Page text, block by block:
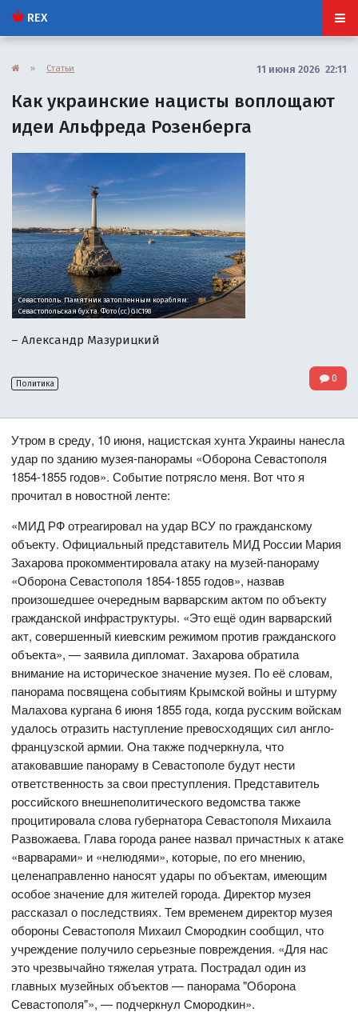
REX
» Статьи 11 июня 2026 22:11
Как украинские нацисты воплощают
идеи Альфреда Розенберга
Севастополь. Памятник затопленным кораблям:
Севастопольская бухта. Фото (cc) GIC198
– Александр Мазурицкий
Политика 0
Утром в среду, 10 июня, нацистская хунта Украины нанесла
удар по зданию музея-панорамы «Оборона Севастополя
1854-1855 годов». Событие потрясло меня. Вот что я
прочитал в новостной ленте:
«МИД РФ отреагировал на удар ВСУ по гражданскому
объекту. Официальный представитель МИД России Мария
Захарова прокомментировала атаку на музей-панораму
«Оборона Севастополя 1854-1855 годов», назвав
произошедшее очередным варварским актом по объекту
гражданской инфраструктуры. «Это ещё один варварский
акт, совершенный киевским режимом против гражданского
объекта», — заявила дипломат. Захарова обратила
внимание на историческое значение музея. По её словам,
панорама посвящена событиям Крымской войны и штурму
Малахова кургана 6 июня 1855 года, когда русским войскам
удалось отразить наступление превосходящих сил англо-
французской армии. Она также подчеркнула, что
атаковавшие панораму в Севастополе будут нести
ответственность за свои преступления. Представитель
российского внешнеполитического ведомства также
процитировала слова губернатора Севастополя Михаила
Развожаева. Глава города ранее назвал причастных к атаке
«варварами» и «нелюдями», которые, по его мнению,
целенаправленно наносят удары по объектам, имеющим
особое значение для жителей города. Директор музея
рассказал о последствиях. Тем временем директор музея
обороны Севастополя Михаил Смородкин сообщил, что
учреждение получило серьезные повреждения. «Для нас
это чрезвычайно тяжелая утрата. Пострадал один из
главных музейных объектов — панорама "Оборона
Севастополя"», — подчеркнул Смородкин».